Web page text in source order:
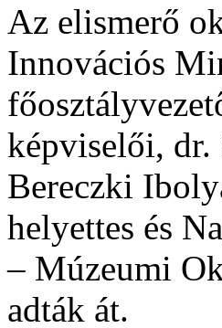
Az elismerő
Innovációs
képviselői, dr.
Bereczki
helyettes és
– Múzeumi
adták át.